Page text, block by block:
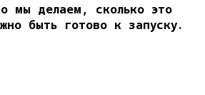
мы делаем, сколько это
быть готово к запуску.